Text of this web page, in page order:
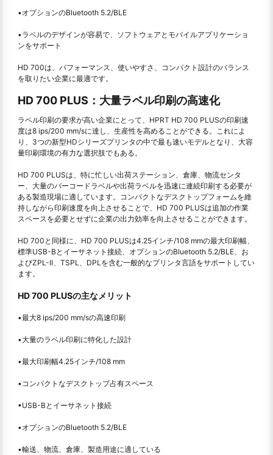
•オプションのBluetooth 5.2/BLE
•ラベルのデザインが容易で、ソフトウェアとモバイルアプリケーショ
ンをサポート
HD 700は、パフォーマンス、使いやすさ、コンパクト設計のバランス
を取りたい企業に最適です。
HD 700 PLUS：大量ラベル印刷の高速化
ラベル印刷の要求が高い企業にとって、HPRT HD 700 PLUSの印刷速
度は8 ips/200 mm/sに達し、生産性を高めることができる。これによ
り、3つの新型HDシリーズプリンタの中で最も速いモデルとなり、大容
量印刷環境の有力な選択肢でもある。
HD 700 PLUSは、特に忙しい出荷ステーション、倉庫、物流センタ
ー、大量のバーコードラベルや出荷ラベルを迅速に連続印刷する必要が
ある製造現場に適しています。コンパクトなデスクトップフォームを維
持しながら印刷速度を向上させることで、HD 700 PLUSは追加の作業
スペースを必要とせずに企業の出力効率を向上させることができます。
HD 700と同様に、HD 700 PLUSは4.25インチ/108 mmの最大印刷幅、
標準USB-Bとイーサネット接続、オプションのBluetooth 5.2/BLE、お
よびZPL-II、TSPL、DPLを含む一般的なプリンタ言語をサポートしてい
ます。
HD 700 PLUSの主なメリット
•最大8 ips/200 mm/sの高速印刷
•大量のラベル印刷に特化した設計
•最大印刷幅4.25インチ/108 mm
•コンパクトなデスクトップ占有スペース
•USB-Bとイーサネット接続
•オプションのBluetooth 5.2/BLE
•輸送、物流、倉庫、製造用途に適している